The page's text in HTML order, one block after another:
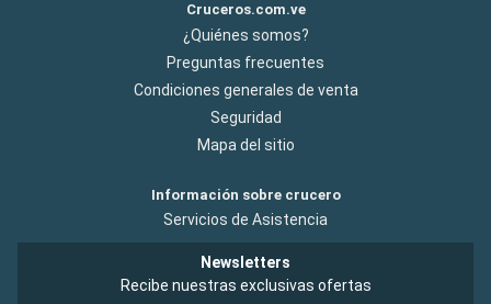
Cruceros.com.ve
¿Quiénes somos?
Preguntas frecuentes
Condiciones generales de venta
Seguridad
Mapa del sitio
Información sobre crucero
Servicios de Asistencia
Newsletters
Recibe nuestras exclusivas ofertas